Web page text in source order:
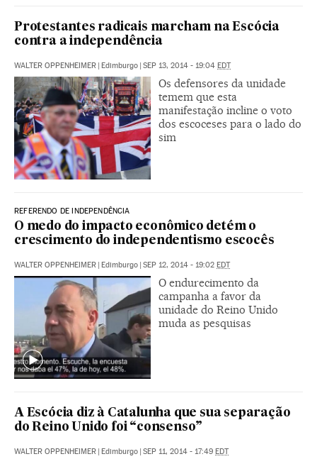
Protestantes radicais marcham na Escócia
contra a independência
WALTER OPPENHEIMER | Edimburgo | SEP 13, 2014 - 19:04 EDT
Os defensores da unidade
temem que esta
manifestação incline o voto
dos escoceses para o lado do
sim
REFERENDO DE INDEPENDÊNCIA
O medo do impacto econômico detém o
crescimento do independentismo escocês
WALTER OPPENHEIMER | Edimburgo | SEP 12, 2014 - 19:02 EDT
O endurecimento da
campanha a favor da
unidade do Reino Unido
muda as pesquisas
A Escócia diz à Catalunha que sua separação
do Reino Unido foi “consenso”
WALTER OPPENHEIMER | Edimburgo | SEP 11, 2014 - 17:49 EDT